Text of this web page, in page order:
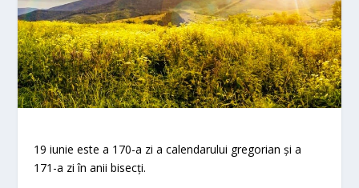
19 iunie este a 170-a zi a calendarului gregorian și a
171-a zi în anii bisecți.